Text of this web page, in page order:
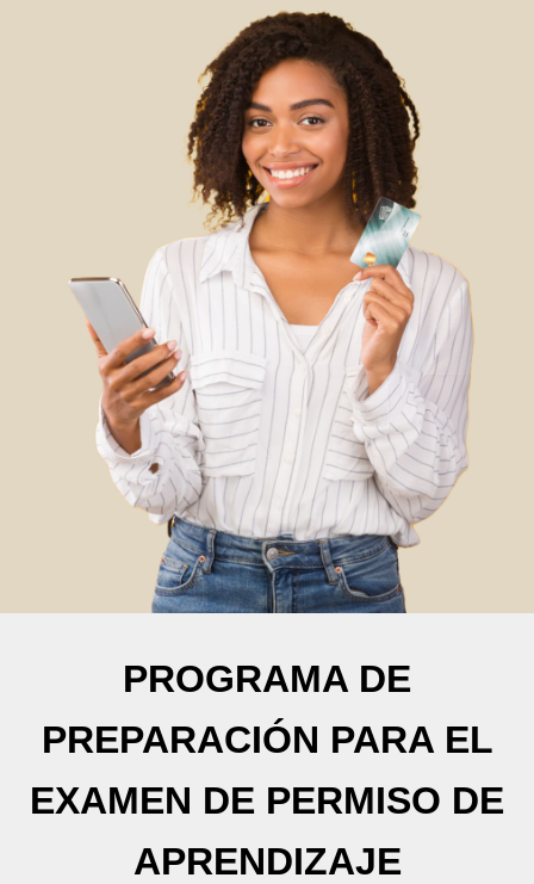
PROGRAMA DE
PREPARACIÓN PARA EL
EXAMEN DE PERMISO DE
APRENDIZAJE